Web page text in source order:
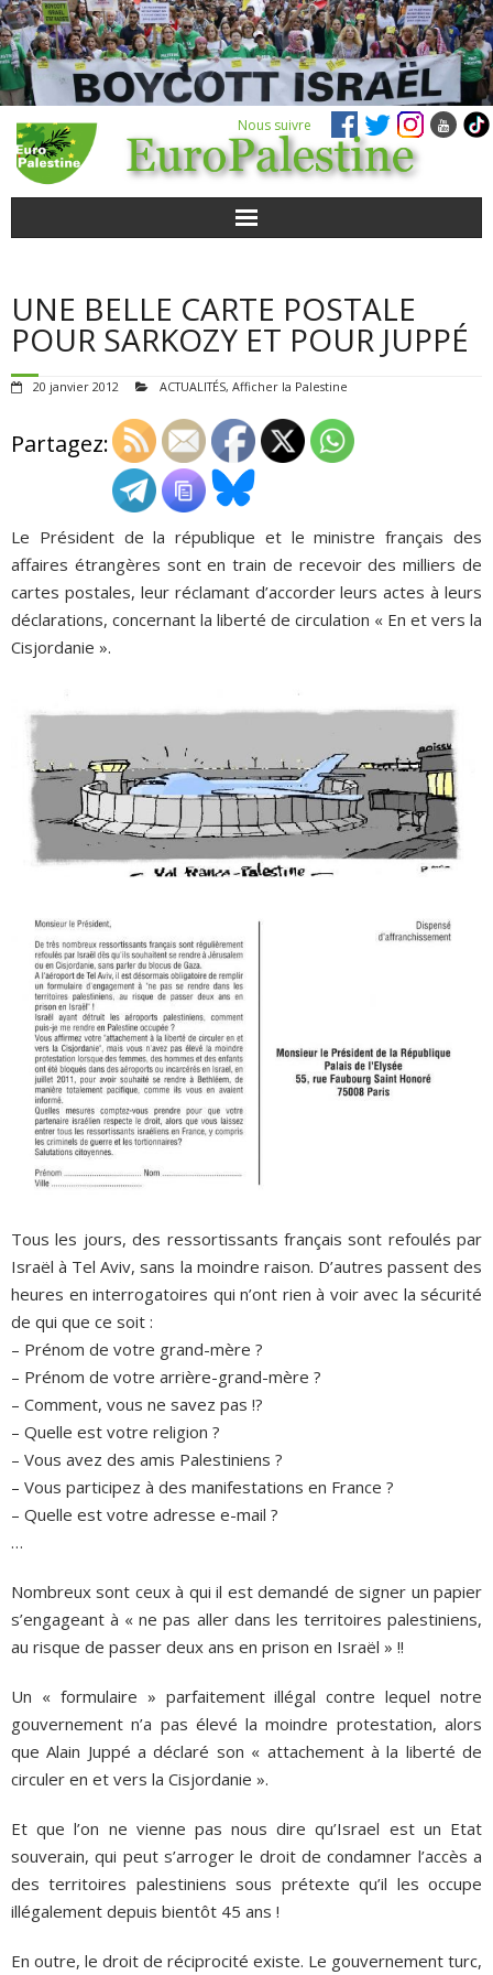
Nous suivre
POUR AGIR
QUI SOMMES-NOUS ?
ADHÉSIONS, DONS, CONTACT
UNE BELLE CARTE POSTALE
POUR SARKOZY ET POUR JUPPÉ
20 janvier 2012 ACTUALITÉS, Afficher la Palestine
Partagez:
Le Président de la république et le ministre français des
affaires étrangères sont en train de recevoir des milliers de
cartes postales, leur réclamant d’accorder leurs actes à leurs
déclarations, concernant la liberté de circulation « En et vers la
Cisjordanie ».
Tous les jours, des ressortissants français sont refoulés par
Israël à Tel Aviv, sans la moindre raison. D’autres passent des
heures en interrogatoires qui n’ont rien à voir avec la sécurité
de qui que ce soit :
– Prénom de votre grand-mère ?
– Prénom de votre arrière-grand-mère ?
– Comment, vous ne savez pas !?
– Quelle est votre religion ?
– Vous avez des amis Palestiniens ?
– Vous participez à des manifestations en France ?
– Quelle est votre adresse e-mail ?
…
Nombreux sont ceux à qui il est demandé de signer un papier
s’engageant à « ne pas aller dans les territoires palestiniens,
au risque de passer deux ans en prison en Israël » !!
Un « formulaire » parfaitement illégal contre lequel notre
gouvernement n’a pas élevé la moindre protestation, alors
que Alain Juppé a déclaré son « attachement à la liberté de
circuler en et vers la Cisjordanie ».
Et que l’on ne vienne pas nous dire qu’Israel est un Etat
souverain, qui peut s’arroger le droit de condamner l’accès a
des territoires palestiniens sous prétexte qu’il les occupe
illégalement depuis bientôt 45 ans !
En outre, le droit de réciprocité existe. Le gouvernement turc,